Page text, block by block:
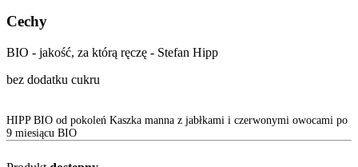
Cechy
BIO - jakość, za którą ręczę - Stefan Hipp
bez dodatku cukru
HIPP BIO od pokoleń Kaszka manna z jabłkami i czerwonymi owocami po
9 miesiącu BIO